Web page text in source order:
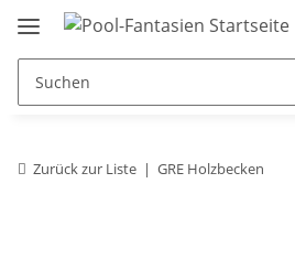
Zurück zur Liste GRE Holzbecken